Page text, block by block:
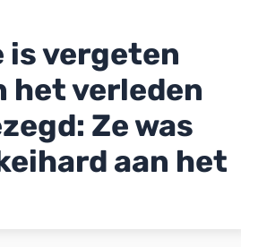
is vergeten
het verleden
Ze was
aan het